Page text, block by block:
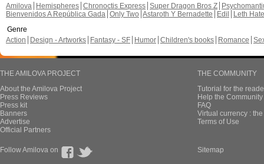
Amilova
Hemispheres Chronoctis Express Super Dragon Bros Z
Bienvenidos A República Gada Only Two Astaroth Y Bernadette Edil
Leth Hate
Genre
Action
Design - Artworks Fantasy - SF Humor Children's books Romance
THE AMILOVA PROJECT
About the Amilova Project
Press Reviews
Press kit
Banners
Advertise
Official Partners
THE COMMUNITY
Tutorial for the
Help the
FAQ
Virtual currency :
Terms of Use
Follow Amilova on Sitemap